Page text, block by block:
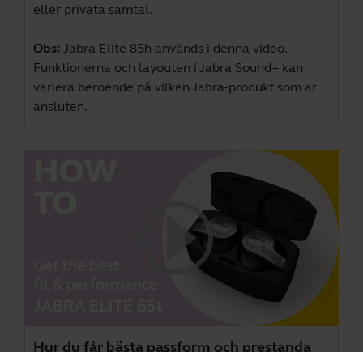
eller privata samtal.
Obs: Jabra Elite 85h används i denna video.
Funktionerna och layouten i Jabra Sound+ kan
variera beroende på vilken Jabra-produkt som är
ansluten.
Hur du får bästa passform och prestanda